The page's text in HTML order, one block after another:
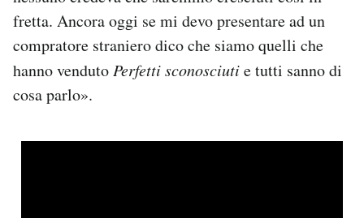
fretta. Ancora oggi se mi devo presentare ad un
compratore straniero dico che siamo quelli che
hanno vendutoPerfetti sconosciutie tutti sanno di
cosa parlo».